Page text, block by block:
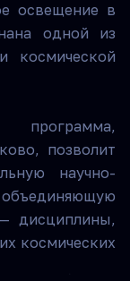
освещение в
одной из
космической
позволит
научно-
дисциплины,
космических